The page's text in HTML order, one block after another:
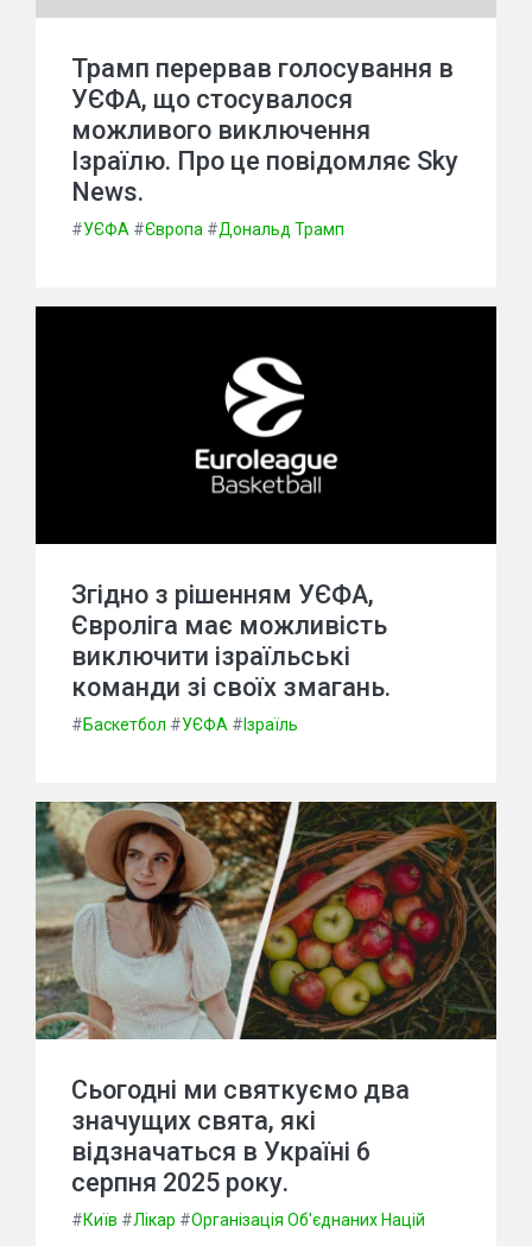
Трамп перервав голосування в
УЄФА, що стосувалося
можливого виключення
Ізраїлю. Про це повідомляє Sky
News.
#УЄФА #Європа #Дональд Трамп
Згідно з рішенням УЄФА,
Євроліга має можливість
виключити ізраїльські
команди зі своїх змагань.
#Баскетбол #УЄФА # Ізраїль
Сьогодні ми святкуємо два
значущих свята, які
відзначаться в Україні 6
серпня 2025 року.
#Київ #Лікар #Організація Об'єднаних Націй